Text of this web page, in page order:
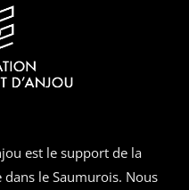
est le support de la
le Saumurois. Nous